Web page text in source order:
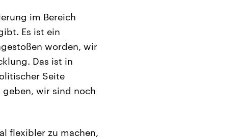
im Bereich
Es ist ein
worden, wir
Das ist in
Seite
wir sind noch
flexibler zu machen,